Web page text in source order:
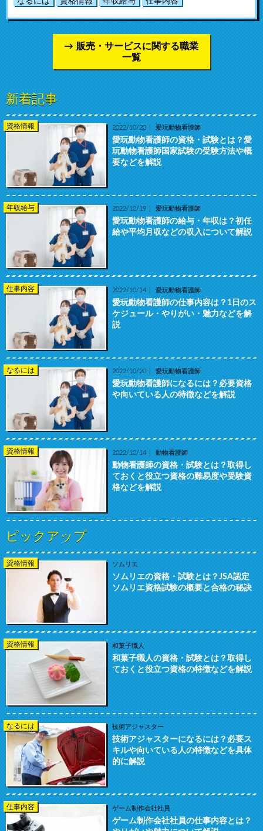
販売・サービスに関する職業
一覧
新着記事
資格情報 2022/10/20 愛玩動物看護師
愛玩動物看護師の資格・試験とは？愛
玩動物看護師国家試験の受験方法や概
要などを解説
年収給与 2022/10/19 愛玩動物看護師
愛玩動物看護師の給与・年収は？初任
給や平均月収などの収入について解説
仕事内容 2022/10/14 愛玩動物看護師
愛玩動物看護師の仕事内容は？1日のス
ケジュール・やりがい・魅力などを解
説
なるには 2022/10/20 愛玩動物看護師
愛玩動物看護師になるには？必要資格
や向いている人の特徴などを解説
資格情報 2022/10/14 動物看護師
動物看護師の資格・試験とは？取得し
ておくと役立つ資格の難易度や受験資
格などを解説
ピックアップ
資格情報 ソムリエ
ソムリエの資格・試験とは？JSA認定
ソムリエ資格試験の概要と合格の秘訣
資格情報 和菓子職人
和菓子職人の資格・試験とは？取得し
ておくと役立つ資格の特徴などを解説
なるには 技術アジャスター
技術アジャスターになるには？必要ス
キルや向いている人の特徴などを具体
的に解説
仕事内容 ゲーム制作会社社員
ゲーム制作会社社員の仕事内容とは？